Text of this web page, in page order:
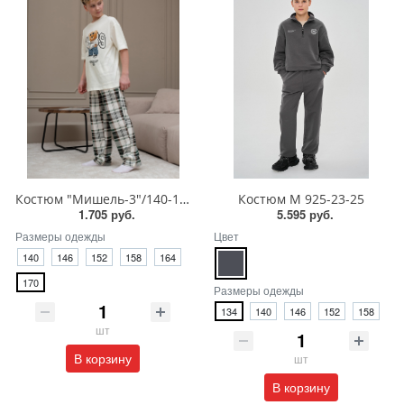
Костюм "Мишель-3"/140-170/КМ-217
1.705 руб.
Размеры одежды
140 146 152 158
164
170
шт
В корзину
Костюм М 925-23-25
5.595 руб.
Цвет
Размеры одежды
134 140 146 152 158
шт
В корзину